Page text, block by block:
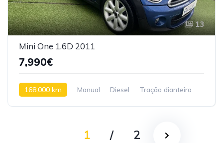
13
Mini One 1.6D 2011
7,990€
168,000 km Manual Diesel Tração dianteira
1 / 2